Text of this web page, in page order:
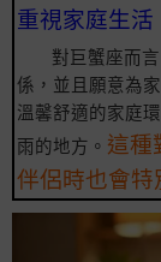
重視家庭生活
對巨蟹座而
係，並且願意為
溫馨舒適的家庭
雨的地方。 這種
伴侶時也會特